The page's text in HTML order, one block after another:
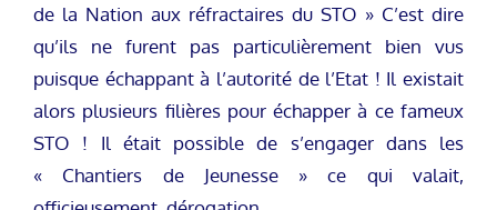
de la Nation aux réfractaires du STO » C’est dire
qu’ils ne furent pas particulièrement bien vus
puisque échappant à l’autorité de l’Etat ! Il existait
alors plusieurs filières pour échapper à ce fameux
STO ! Il était possible de s’engager dans les
« Chantiers de Jeunesse » ce qui valait,